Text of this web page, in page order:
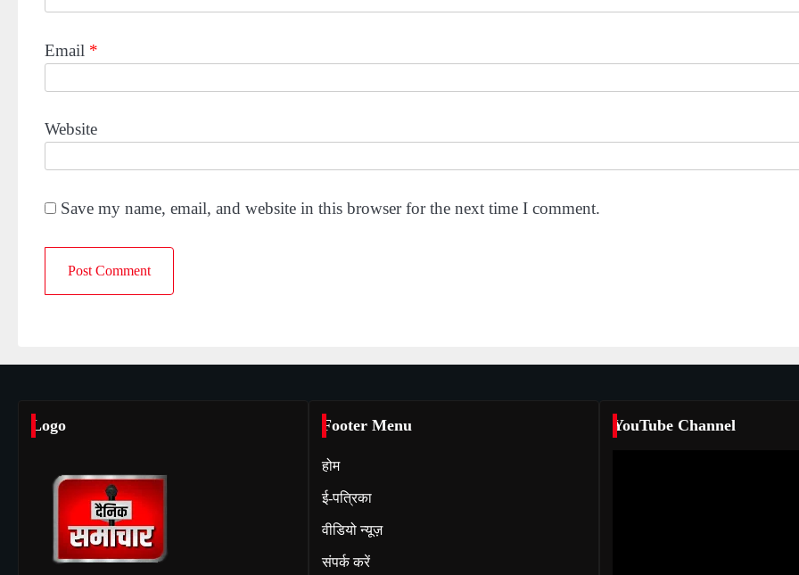
Email *
Website
Save my name, email, and website in this browser for the next time I comment.
Logo Footer Menu
होम
ई-पत्रिका
वीडियो न्यूज़
संपर्क करें
YouTube Channel